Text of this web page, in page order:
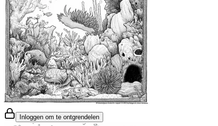
Inloggen om te ontgrendelen